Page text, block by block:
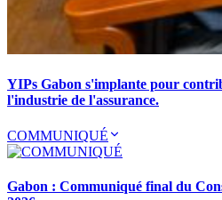
YIPs Gabon s'implante pour
l'industrie de l'assurance.
COMMUNIQUÉ
Gabon : Communiqué final du